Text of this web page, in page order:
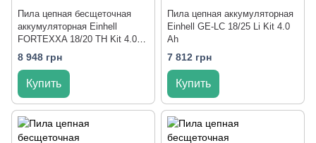
Пила цепная бесщеточная
аккумуляторная Einhell
FORTEXXA 18/20 TH Kit 4.0
Ah
8 948 грн
Купить
Пила цепная аккумуляторная
Einhell GE-LC 18/25 Li Kit 4.0
Ah
7 812 грн
Купить